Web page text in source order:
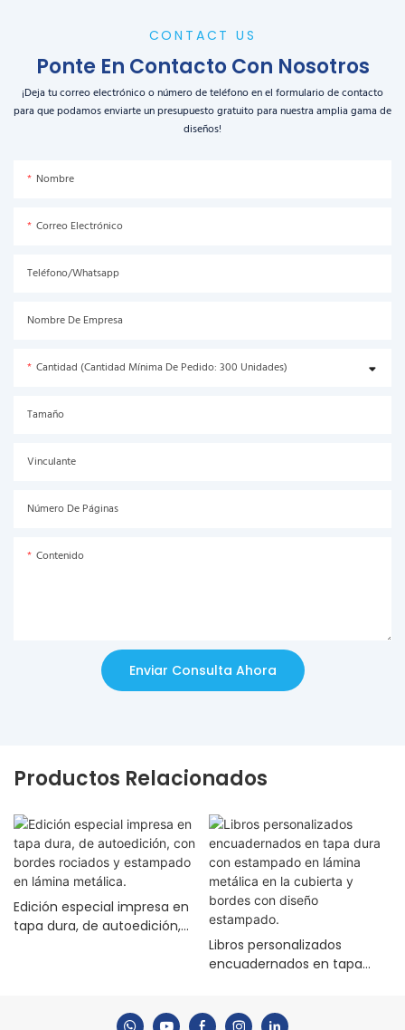
CONTACT US
Ponte En Contacto Con Nosotros
¡Deja tu correo electrónico o número de teléfono en el formulario de contacto
para que podamos enviarte un presupuesto gratuito para nuestra amplia gama de
diseños!
Nombre
Correo Electrónico
Teléfono/Whatsapp
Nombre De Empresa
Cantidad (Cantidad Mínima De Pedido: 300 Unidades)
Tamaño
Vinculante
Número De Páginas
Contenido
Enviar Consulta Ahora
Productos Relacionados
Edición especial impresa en
tapa dura, de autoedición,
Libros personalizados
encuadernados en tapa
cubierta y bordes con